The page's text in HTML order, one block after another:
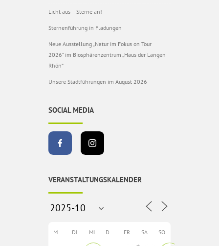
Licht aus – Sterne an!
Sternenführung in Fladungen
Neue Ausstellung „Natur im Fokus on Tour
2026“ im Biosphärenzentrum „Haus der Langen
Rhön“
Unsere Stadtführungen im August 2026
SOCIAL MEDIA
VERANSTALTUNGSKALENDER
MO DI MI DO FR SA SO